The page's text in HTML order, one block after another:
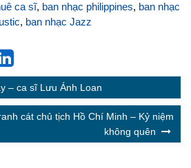
ca sĩ, ban nhạc philippines, ban nhạc
, ban nhạc Jazz
– ca sĩ Lưu Ánh Loan
cát chủ tịch Hồ Chí Minh – Kỷ niệm
không quên